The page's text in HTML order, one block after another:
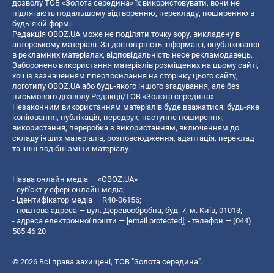
дозволу ТОВ «Золота середина» їх використовувати, вони не
підлягають подальшому відтворенню, перекладу, поширенню в
будь-якій формі.
Редакція OBOZ.UA може не поділяти точку зору, викладену в
авторському матеріалі. За достовірність інформації, опублікованої
в рекламних матеріалах, відповідальність несе рекламодавець.
Заборонено використання матеріалів розміщених на цьому сайті,
хоч із зазначенням гіперпосилання на сторінку цього сайту,
логотипу OBOZ.UA або будь-якого іншого згадування, але без
письмового дозволу Редакції/ТОВ «Золота середина»
Незаконним використанням матеріалів буде вважатися: будь-яке
копiювання, публiкацiя, передрук, наступне поширення,
використання, переробка з використанням, включенням до
складу інших матеріалів, розповсюдження, адаптація, переклад
та інші подібні зміни матеріалу.
Назва онлайн медіа — «OBOZ.UA»
- суб'єкт у сфері онлайн медіа;
- ідентифікатор медіа — R40-06156;
- поштова адреса — вул. Деревообробна, буд. 7, м. Київ, 01013;
- адреса електронної пошти — [email protected] ; - телефон — (044)
585 46 20
© 2026 Всі права захищені, ТОВ "Золота середина".